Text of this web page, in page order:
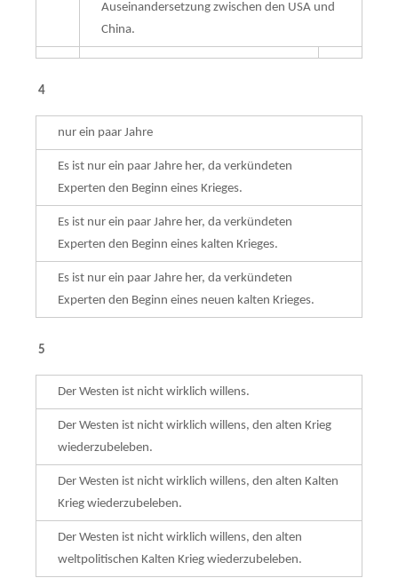
Auseinandersetzung zwischen den USA und
China.
4
nur ein paar Jahre
Es ist nur ein paar Jahre her, da verkündeten
Experten den Beginn eines Krieges.
Es ist nur ein paar Jahre her, da verkündeten
Experten den Beginn eines kalten Krieges.
Es ist nur ein paar Jahre her, da verkündeten
Experten den Beginn eines neuen kalten Krieges.
5
Der Westen ist nicht wirklich willens.
Der Westen ist nicht wirklich willens, den alten Krieg
wiederzubeleben.
Der Westen ist nicht wirklich willens, den alten Kalten
Krieg wiederzubeleben.
Der Westen ist nicht wirklich willens, den alten
weltpolitischen Kalten Krieg wieder­zubeleben.